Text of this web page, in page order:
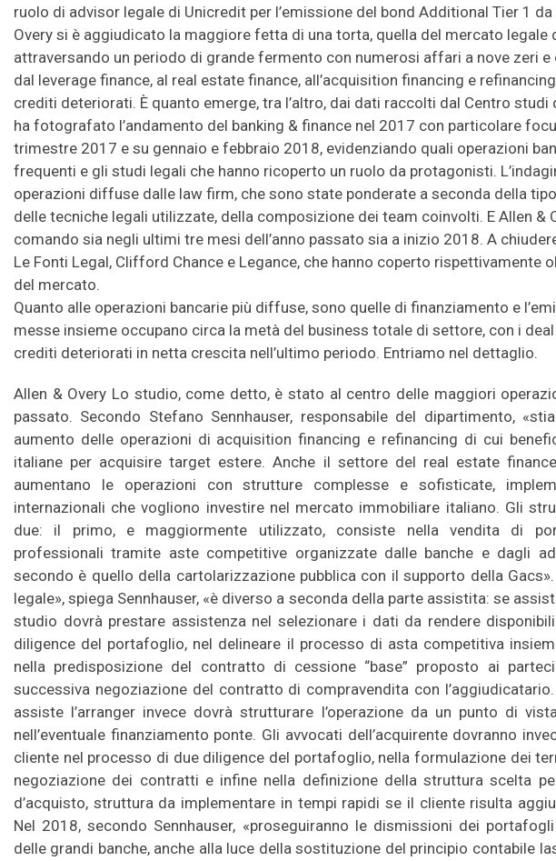
ruolo di advisor legale di Unicredit per l’emissione del bond Additional Tier 1
Overy si è aggiudicato la maggiore fetta di una torta, quella del mercato legale
attraversando un periodo di grande fermento con numerosi affari a nove zeri e
dal leverage finance, al real estate finance, all’acquisition financing e
crediti deteriorati. È quanto emerge, tra l’altro, dai dati raccolti dal Centro studi
ha fotografato l’andamento del banking & finance nel 2017 con particolare
trimestre 2017 e su gennaio e febbraio 2018, evidenziando quali operazioni
frequenti e gli studi legali che hanno ricoperto un ruolo da protagonisti.
operazioni diffuse dalle law firm, che sono state ponderate a seconda della
delle tecniche legali utilizzate, della composizione dei team coinvolti. E Allen &
comando sia negli ultimi tre mesi dell’anno passato sia a inizio 2018. A
Le Fonti Legal, Clifford Chance e Legance, che hanno coperto rispettivamente
del mercato.
Quanto alle operazioni bancarie più diffuse, sono quelle di finanziamento e
messe insieme occupano circa la metà del business totale di settore, con i
crediti deteriorati in netta crescita nell’ultimo periodo. Entriamo nel dettaglio.
Allen & Overy Lo studio, come detto, è stato al centro delle maggiori
passato. Secondo Stefano Sennhauser, responsabile del dipartimento,
aumento delle operazioni di acquisition financing e refinancing di cui
italiane per acquisire target estere. Anche il settore del real estate
aumentano le operazioni con strutture complesse e sofisticate,
internazionali che vogliono investire nel mercato immobiliare italiano. Gli
due: il primo, e maggiormente utilizzato, consiste nella vendita di
professionali tramite aste competitive organizzate dalle banche e dagli
secondo è quello della cartolarizzazione pubblica con il supporto della
legale», spiega Sennhauser, «è diverso a seconda della parte assistita: se
studio dovrà prestare assistenza nel selezionare i dati da rendere
diligence del portafoglio, nel delineare il processo di asta competitiva
nella predisposizione del contratto di cessione “base” proposto ai
successiva negoziazione del contratto di compravendita con
assiste l’arranger invece dovrà strutturare l’operazione da un punto di
nell’eventuale finanziamento ponte. Gli avvocati dell’acquirente dovranno
cliente nel processo di due diligence del portafoglio, nella formulazione dei
negoziazione dei contratti e infine nella definizione della struttura scelta
d’acquisto, struttura da implementare in tempi rapidi se il cliente risulta
Nel 2018, secondo Sennhauser, «proseguiranno le dismissioni dei
delle grandi banche, anche alla luce della sostituzione del principio contabile